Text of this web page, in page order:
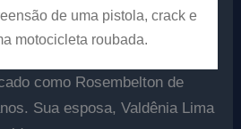
de uma pistola, crack e
motocicleta roubada.
como Rosembelton de
Sua esposa, Valdênia Lima